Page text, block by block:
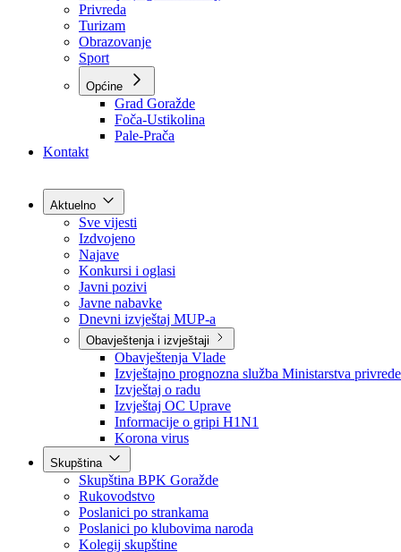
O kantonu
Simboli kantona (Grb, zastava)
Historija (digitalni muzej)
Privreda
Turizam
Obrazovanje
Sport
Općine
Kontakt
Aktuelno
Sve vijesti
Izdvojeno
Najave
Konkursi i oglasi
Javni pozivi
Javne nabavke
Dnevni izvještaj MUP-a
Obavještenja i izvještaji
Obavještenja Vlade
Izvještajno prognozna služba Ministarstva privrede
Izvještaj o radu
Izvještaj OC Uprave
Informacije o gripi H1N1
Korona virus
Skupština
Skupština BPK Goražde
Rukovodstvo